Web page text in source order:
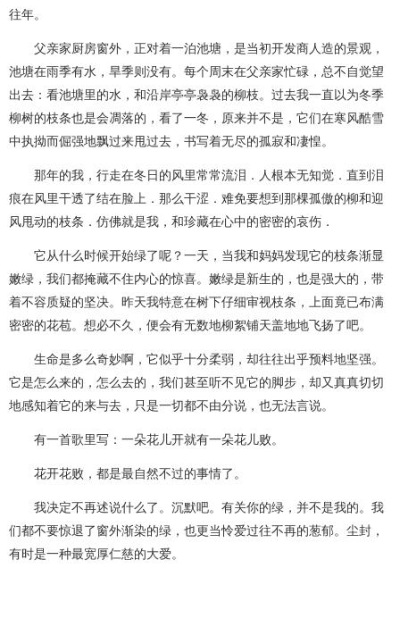
往年。
父亲家厨房窗外，正对着一泊池塘，是当初开发商人造的景观，
池塘在雨季有水，旱季则没有。每个周末在父亲家忙碌，总不自觉望
出去：看池塘里的水，和沿岸亭亭袅袅的柳枝。过去我一直以为冬季
柳树的枝条也是会凋落的，看了一冬，原来并不是，它们在寒风酷雪
中执拗而倔强地飘过来甩过去，书写着无尽的孤寂和凄惶。
那年的我，行走在冬日的风里常常流泪．人根本无知觉．直到泪
痕在风里干透了结在脸上．那么干涩．难免要想到那棵孤傲的柳和迎
风甩动的枝条．仿佛就是我，和珍藏在心中的密密的哀伤．
它从什么时候开始绿了呢？一天，当我和妈妈发现它的枝条渐显
嫩绿，我们都掩藏不住内心的惊喜。嫩绿是新生的，也是强大的，带
着不容质疑的坚决。昨天我特意在树下仔细审视枝条，上面竟已布满
密密的花苞。想必不久，便会有无数地柳絮铺天盖地地飞扬了吧。
生命是多么奇妙啊，它似乎十分柔弱，却往往出乎预料地坚强。
它是怎么来的，怎么去的，我们甚至听不见它的脚步，却又真真切切
地感知着它的来与去，只是一切都不由分说，也无法言说。
有一首歌里写：一朵花儿开就有一朵花儿败。
花开花败，都是最自然不过的事情了。
我决定不再述说什么了。沉默吧。有关你的绿，并不是我的。我
们都不要惊退了窗外渐染的绿，也更当怜爱过往不再的葱郁。尘封，
有时是一种最宽厚仁慈的大爱。